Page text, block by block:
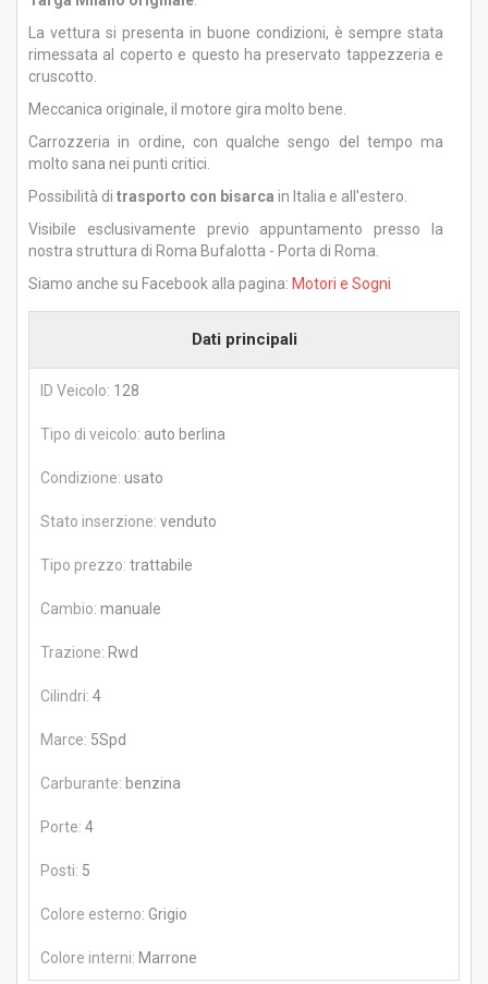
La vettura si presenta in buone condizioni, è sempre stata
rimessata al coperto e questo ha preservato tappezzeria e
cruscotto.
Meccanica originale, il motore gira molto bene.
Carrozzeria in ordine, con qualche sengo del tempo ma
molto sana nei punti critici.
Possibilità di trasporto con bisarca in Italia e all'estero.
Visibile esclusivamente previo appuntamento presso la
nostra struttura di Roma Bufalotta - Porta di Roma.
Siamo anche su Facebook alla pagina: Motori e Sogni
Dati principali
ID Veicolo: 128
Tipo di veicolo: auto berlina
Condizione: usato
Stato inserzione: venduto
Tipo prezzo: trattabile
Cambio: manuale
Trazione: Rwd
Cilindri: 4
Marce: 5Spd
Carburante: benzina
Porte: 4
Posti: 5
Colore esterno: Grigio
Colore interni: Marrone